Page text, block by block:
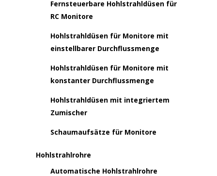
Fernsteuerbare Hohlstrahldüsen für
RC Monitore
Hohlstrahldüsen für Monitore mit
einstellbarer Durchflussmenge
Hohlstrahldüsen für Monitore mit
konstanter Durchflussmenge
Hohlstrahldüsen mit integriertem
Zumischer
Schaumaufsätze für Monitore
Hohlstrahlrohre
Automatische Hohlstrahlrohre